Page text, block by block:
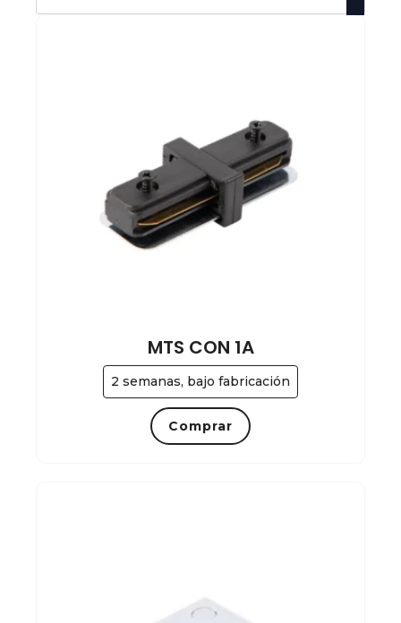
2 semanas, bajo fabricación
MTS CON 1A
Comprar